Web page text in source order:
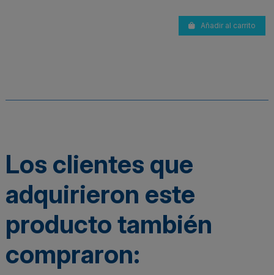
Añadir al carrito
Los clientes que
adquirieron este
producto también
compraron: